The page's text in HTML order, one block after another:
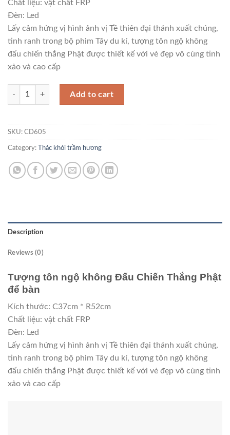
Chất liệu: vật chất FRP
Đèn: Led
Lấy cảm hứng vị hình ảnh vị Tề thiên đại thánh xuất chúng,
tinh ranh trong bộ phim Tây du kí, tượng tôn ngộ không
đấu chiến thắng Phật được thiết kế với vẻ đẹp vô cùng tinh
xảo và cao cấp
Thác khói trầm hương Tôn ngộ không để bàn quantity
Add to cart
SKU: CD605
Category: Thác khói trầm hương
Description
Reviews (0)
Tượng tôn ngộ không Đấu Chiến Thắng Phật
để bàn
Kích thước: C37cm * R52cm
Chất liệu: vật chất FRP
Đèn: Led
Lấy cảm hứng vị hình ảnh vị Tề thiên đại thánh xuất chúng,
tinh ranh trong bộ phim Tây du kí, tượng tôn ngộ không
đấu chiến thắng Phật được thiết kế với vẻ đẹp vô cùng tinh
xảo và cao cấp